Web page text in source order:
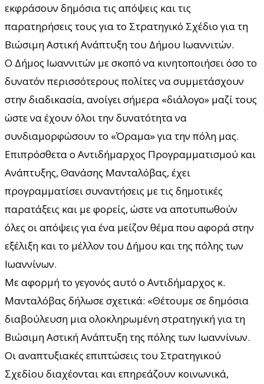
εκφράσουν δημόσια τις απόψεις και τις
παρατηρήσεις τους για το Στρατηγικό Σχέδιο για τη
Βιώσιμη Αστική Ανάπτυξη του Δήμου Ιωαννιτών.
Ο Δήμος Ιωαννιτών με σκοπό να κινητοποιήσει όσο το
δυνατόν περισσότερους πολίτες να συμμετάσχουν
στην διαδικασία, ανοίγει σήμερα «διάλογο» μαζί τους
ώστε να έχουν όλοι την δυνατότητα να
συνδιαμορφώσουν το «Όραμα» για την πόλη μας.
Επιπρόσθετα ο Αντιδήμαρχος Προγραμματισμού και
Ανάπτυξης, Θανάσης Μανταλόβας, έχει
προγραμματίσει συναντήσεις με τις δημοτικές
παρατάξεις και με φορείς, ώστε να αποτυπωθούν
όλες οι απόψεις για ένα μείζον θέμα που αφορά στην
εξέλιξη και το μέλλον του Δήμου και της πόλης των
Ιωαννίνων.
Με αφορμή το γεγονός αυτό ο Aντιδήμαρχος κ.
Μανταλόβας δήλωσε σχετικά: «Θέτουμε σε δημόσια
διαβούλευση μια ολοκληρωμένη στρατηγική για τη
Βιώσιμη Αστική Ανάπτυξη της πόλης των Ιωαννίνων.
Οι αναπτυξιακές επιπτώσεις του Στρατηγικού
Σχεδίου διαχέονται και επηρεάζουν κοινωνικά,